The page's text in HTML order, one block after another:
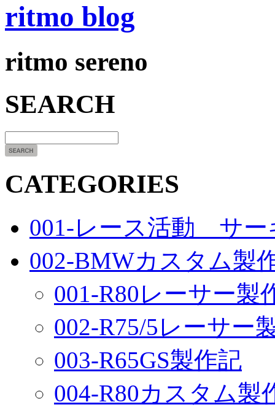
ritmo blog
ritmo sereno
SEARCH
CATEGORIES
001-レース活動 サー
002-BMWカスタム製
001-R80レーサー製
002-R75/5レーサー
003-R65GS製作記
004-R80カスタム製